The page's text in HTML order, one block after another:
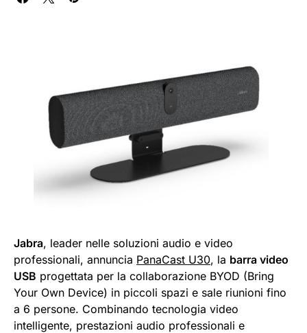
Jabra, leader nelle soluzioni audio e video
professionali, annuncia PanaCast U30, la barra video
USB progettata per la collaborazione BYOD (Bring
Your Own Device) in piccoli spazi e sale riunioni fino
a 6 persone. Combinando tecnologia video
intelligente, prestazioni audio professionali e